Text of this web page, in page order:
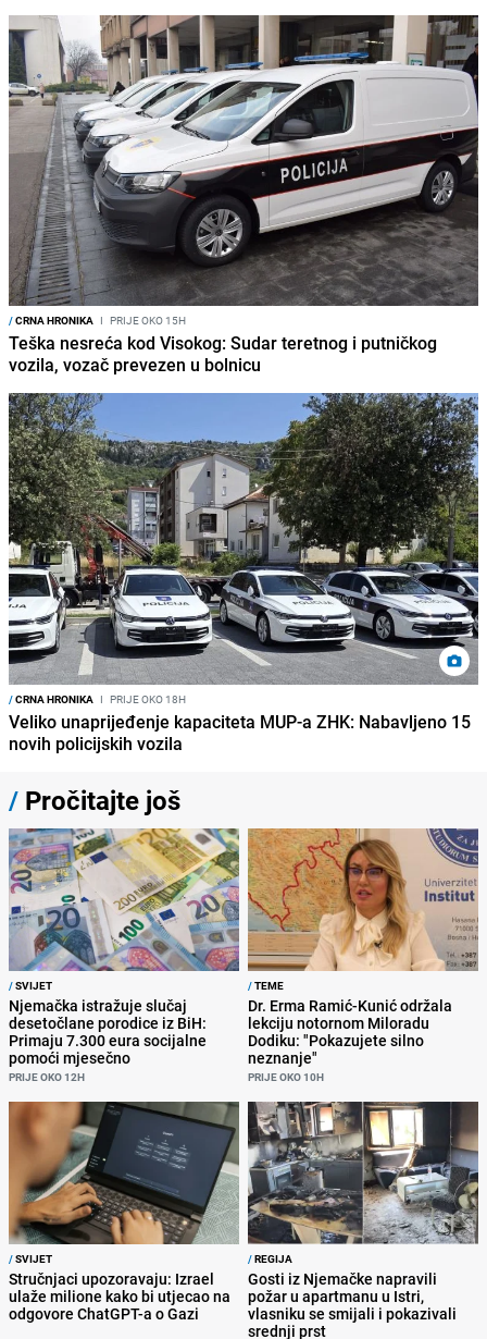
/CRNA HRONIKA I PRIJE OKO 15H
Teška nesreća kod Visokog: Sudar teretnog i putničkog
vozila, vozač prevezen u bolnicu
/CRNA HRONIKA I PRIJE OKO 18H
Veliko unaprijeđenje kapaciteta MUP-a ZHK: Nabavljeno 15
novih policijskih vozila
/ Pročitajte još
/SVIJET
Njemačka istražuje slučaj
desetočlane porodice iz BiH:
Primaju 7.300 eura socijalne
pomoći mjesečno
PRIJE OKO 12H
/TEME
Dr. Erma Ramić-Kunić održala
lekciju notornom Miloradu
Dodiku: "Pokazujete silno
neznanje"
PRIJE OKO 10H
/SVIJET
Stručnjaci upozoravaju: Izrael
ulaže milione kako bi utjecao na
odgovore ChatGPT-a o Gazi
/REGIJA
Gosti iz Njemačke napravili
požar u apartmanu u Istri,
vlasniku se smijali i pokazivali
srednji prst